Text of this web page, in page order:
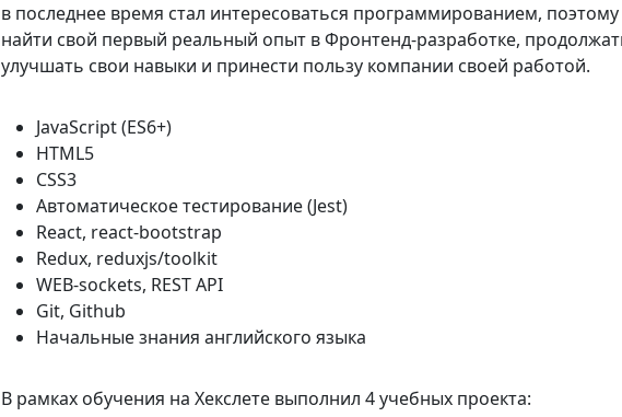
в последнее время стал интересоваться программированием, поэтому
найти свой первый реальный опыт в Фронтенд-разработке,
улучшать свои навыки и принести пользу компании своей работой.
JavaScript (ES6+)
HTML5
CSS3
Автоматическое тестирование (Jest)
React, react-bootstrap
Redux, reduxjs/toolkit
WEB-sockets, REST API
Git, Github
Начальные знания английского языка
В рамках обучения на Хекслете выполнил 4 учебных проекта: